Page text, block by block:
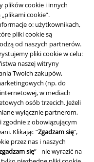
plików cookie i innych
cookie”.
o: użytkownikach,
pliki cookie są
od naszych partnerów.
pliki cookie w celu:
naszej witryny
Twoich zakupów,
(np. do
w mediach
osób trzecich. Jeżeli
wyłącznie partnerom,
z obowiązującym
Klikając “Zgadzam się”,
przez nas i naszych
się” - nie wyrazić na